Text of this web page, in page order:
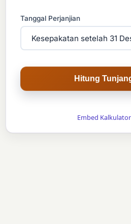
Tanggal Perjanjian
Hitung
Embed